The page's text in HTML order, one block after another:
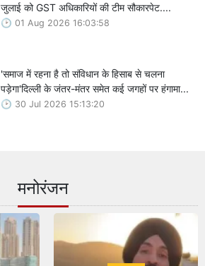
जुलाई को GST अधिकारियों की टीम सौकारपेट....
01 Aug 2026 16:03:58
'समाज में रहना है तो संविधान के हिसाब से चलना
पड़ेगा'दिल्ली के जंतर-मंतर समेत कई जगहों पर हंगामा...
30 Jul 2026 15:13:20
मनोरंजन